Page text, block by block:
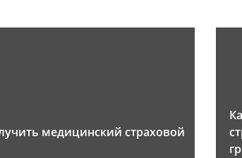
медицинский страховой